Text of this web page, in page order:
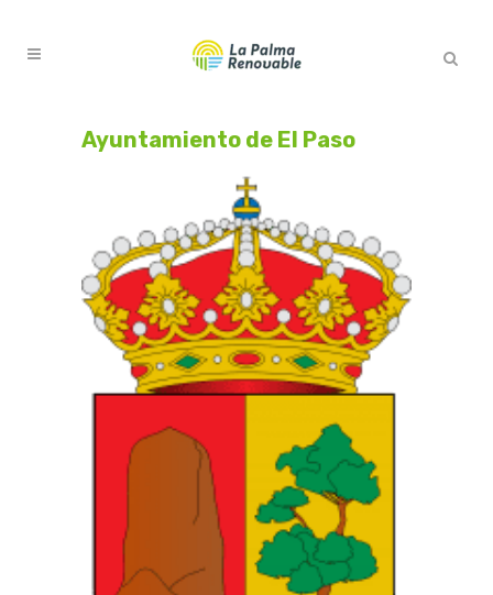
Ayuntamiento de El Paso